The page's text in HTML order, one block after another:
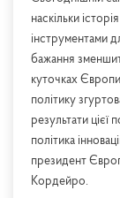
наскільки
інструментами
бажання
куточках
політику
результати цієї
політика
президент
Кордейро.